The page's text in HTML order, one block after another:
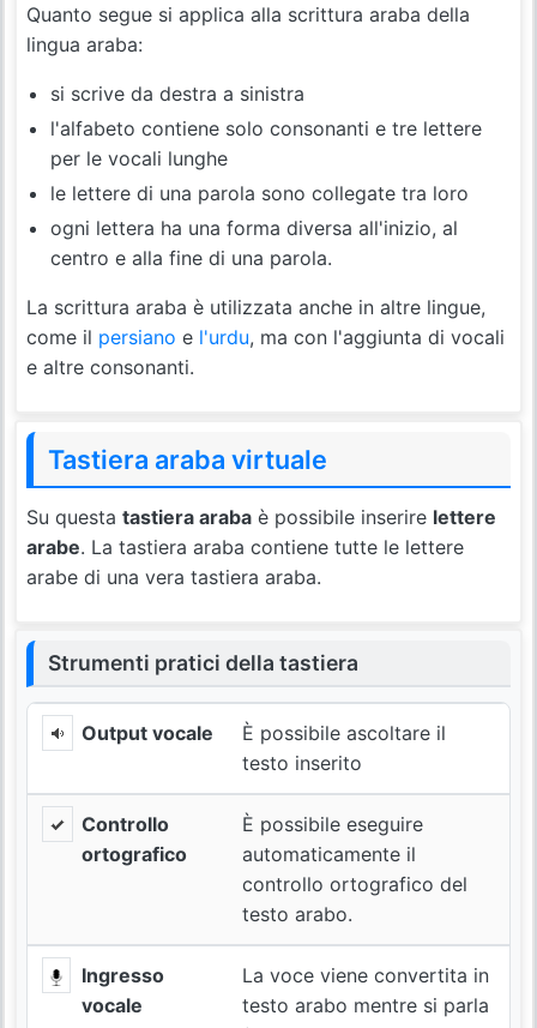
Quanto segue si applica alla scrittura araba della
lingua araba:
si scrive da destra a sinistra
l'alfabeto contiene solo consonanti e tre lettere
per le vocali lunghe
le lettere di una parola sono collegate tra loro
ogni lettera ha una forma diversa all'inizio, al
centro e alla fine di una parola.
La scrittura araba è utilizzata anche in altre lingue,
come il persiano e l'urdu, ma con l'aggiunta di vocali
e altre consonanti.
Tastiera araba virtuale
Su questa tastiera araba è possibile inserire lettere
arabe. La tastiera araba contiene tutte le lettere
arabe di una vera tastiera araba.
Strumenti pratici della tastiera
Output vocale
È possibile ascoltare il
testo inserito
Controllo
ortografico
È possibile eseguire
automaticamente il
controllo ortografico del
testo arabo.
Ingresso
vocale
La voce viene convertita in
testo arabo mentre si parla